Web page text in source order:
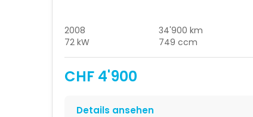
2008
34'900 km
72 kW
749 ccm
CHF 4'900
Details ansehen